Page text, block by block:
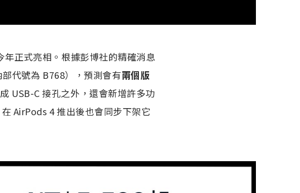
正式亮相。根據彭博社的精確消息
代號為 B768），預測會有兩個版
USB-C 接孔之外，還會新增許多功
AirPods 4 推出後也會同步下架它